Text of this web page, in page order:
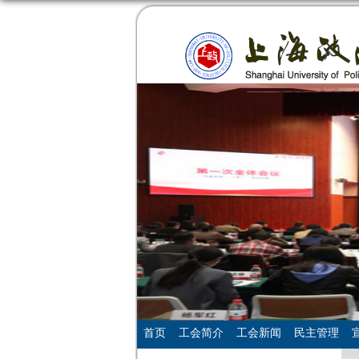
首页 工会简介 工会新闻 民主管理